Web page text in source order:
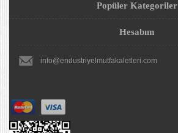
Popüler Kategoriler
Hesabım
info@endustriyelmutfakaletleri.com